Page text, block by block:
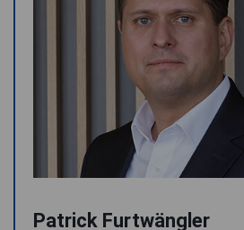
Patrick Furtwängler